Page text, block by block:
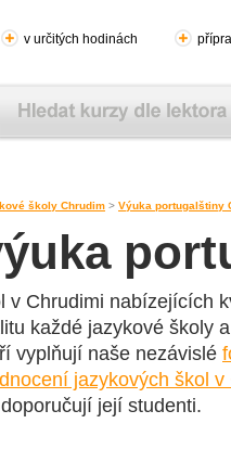
v určitých hodinách
školy Chrudim > Výuka portugalštiny
v Chrudimi nabízejících
každé jazykové školy
vyplňují naše nezávislé
jazykových škol v
její studenti.